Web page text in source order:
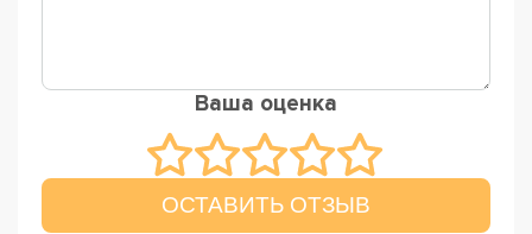
Ваша оценка
ОСТАВИТЬ ОТЗЫВ